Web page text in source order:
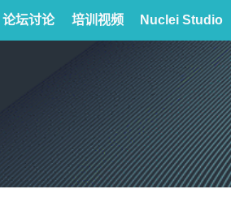
论坛讨论 培训视频 Nuclei Studio